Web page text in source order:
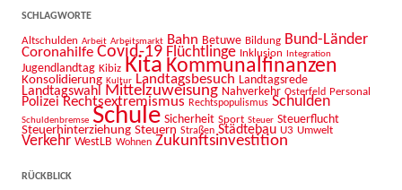
SCHLAGWORTE
Altschulden Arbeit Arbeitsmarkt Bahn Betuwe Bildung Bund-Länder
Coronahilfe Covid-19 Flüchtlinge Inklusion Integration
Jugendlandtag Kibiz Kita Kommunalfinanzen
Konsolidierung Kultur Landtagsbesuch Landtagsrede
Landtagswahl Mittelzuweisung Nahverkehr Osterfeld Personal
Polizei Rechtsextremismus Rechtspopulismus Schulden
Schuldenbremse Schule Sicherheit Sport Steuer Steuerflucht
Steuerhinterziehung Steuern Straßen Städtebau U3 Umwelt
Verkehr WestLB Wohnen Zukunftsinvestition
RÜCKBLICK